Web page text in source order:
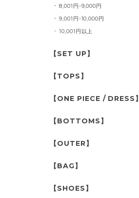
8,001円-9,000円
9,001円-10,000円
10,001円以上
【SET UP】
【TOPS】
【ONE PIECE / DRESS】
【BOTTOMS】
【OUTER】
【BAG】
【SHOES】